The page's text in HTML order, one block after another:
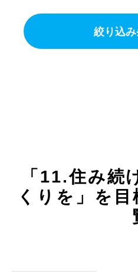
絞り込
「11.住み続
くりを」を